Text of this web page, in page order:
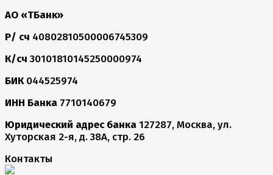
АО «ТБанк»
Р/ сч 40802810500006745309
К/сч 30101810145250000974
БИК 044525974
ИНН Банка 7710140679
Юридический адрес банка 127287, Москва, ул.
Хуторская 2-я, д. 38А, стр. 26
Контакты